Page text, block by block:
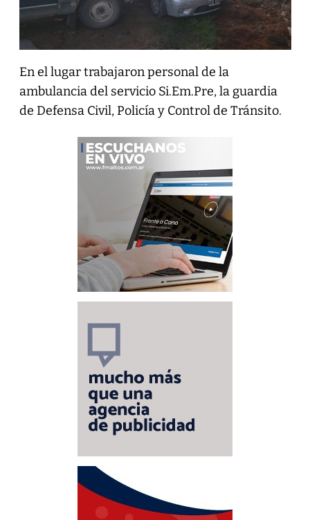
En el lugar trabajaron personal de la
ambulancia del servicio Si.Em.Pre, la guardia
de Defensa Civil, Policía y Control de Tránsito.